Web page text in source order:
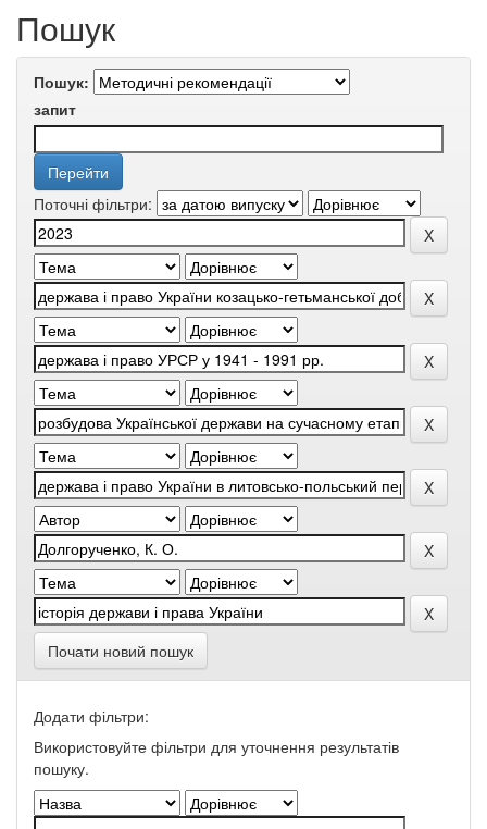
Пошук
Пошук:
запит
Поточні фільтри:
Почати новий пошук
Додати фільтри:
Використовуйте фільтри для уточнення результатів
пошуку.